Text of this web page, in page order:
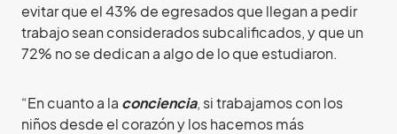
evitar que el 43% de egresados que llegan a pedir
trabajo sean considerados subcalificados, y que un
72% no se dedican a algo de lo que estudiaron.
“En cuanto a la conciencia, si trabajamos con los
niños desde el corazón y los hacemos más